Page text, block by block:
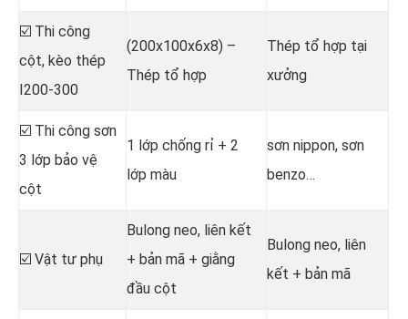
☑️ Thi công
cột, kèo thép
I200-300
(200x100x6x8) –
Thép tổ hợp
Thép tổ hợp tại
xưởng
☑️ Thi công sơn
3 lớp bảo vệ
cột
1 lớp chống rỉ + 2
lớp màu
sơn nippon, sơn
benzo…
☑️ Vật tư phụ
Bulong neo, liên kết
+ bản mã + giằng
đầu cột
Bulong neo, liên
kết + bản mã